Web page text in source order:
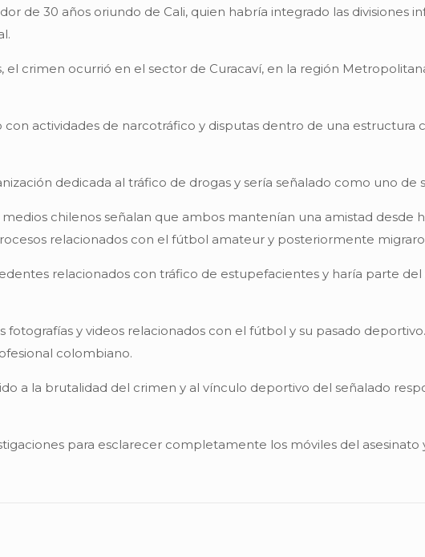
de 30 años oriundo de Cali, quien habría integrado las divisiones
crimen ocurrió en el sector de Curacaví, en la región
actividades de narcotráfico y disputas dentro de una estructura
dedicada al tráfico de drogas y sería señalado como uno de
chilenos señalan que ambos mantenían una amistad desde
relacionados con el fútbol amateur y posteriormente
relacionados con tráfico de estupefacientes y haría parte
y videos relacionados con el fútbol y su pasado
colombiano.
a la brutalidad del crimen y al vínculo deportivo del señalado
para esclarecer completamente los móviles del asesinato